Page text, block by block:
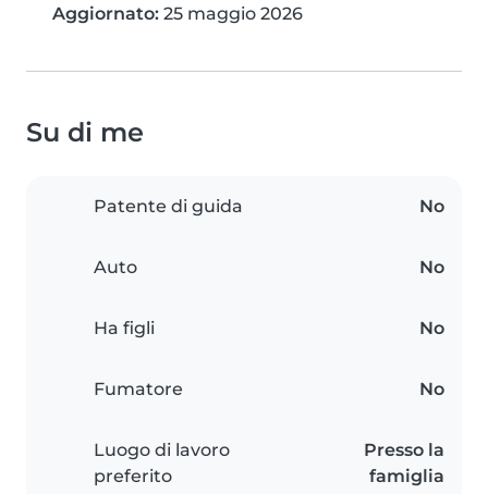
Aggiornato: 25 maggio 2026
Su di me
Patente di guida No
Auto No
Ha figli No
Fumatore No
Luogo di lavoro
preferito
Presso la
famiglia